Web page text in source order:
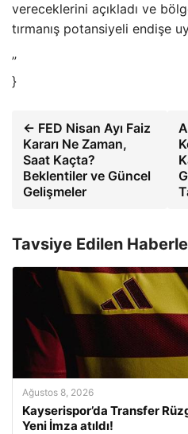
vereceklerini açıkladı ve
tırmanış potansiyeli endişe
”
}
← FED Nisan Ayı Faiz
Kararı Ne Zaman,
Saat Kaçta?
Beklentiler ve Güncel
Gelişmeler
Tavsiye Edilen
Ağustos 8, 2026
Kayserispor’da Transfer
Yeni İmza atıldı!